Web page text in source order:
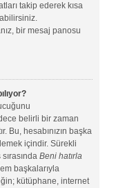
takip ederek kısa
bir mesaj panosu
belirli bir zaman
Bu, hesabınızın başka
içindir. Sürekli
Beni hatırla
başkalarıyla
kütüphane, internet